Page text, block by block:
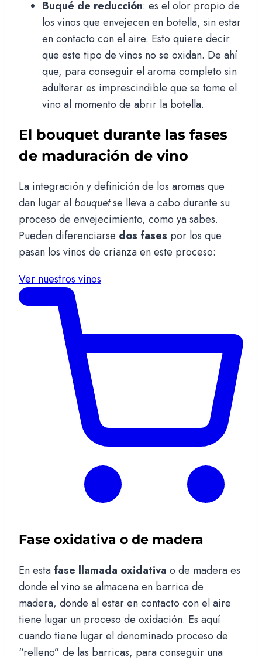
Buqué de reducción: es el olor propio de
los vinos que envejecen en botella, sin estar
en contacto con el aire. Esto quiere decir
que este tipo de vinos no se oxidan. De ahí
que, para conseguir el aroma completo sin
adulterar es imprescindible que se tome el
vino al momento de abrir la botella.
El bouquet durante las fases
de maduración de vino
La integración y definición de los aromas que
dan lugar albouquetse lleva a cabo durante su
proceso de envejecimiento, como ya sabes.
Pueden diferenciarse dos fases por los que
pasan los vinos de crianza en este proceso:
Ver nuestros vinos
Fase oxidativa o de madera
En esta fase llamada oxidativa o de madera es
donde el vino se almacena en barrica de
madera, donde al estar en contacto con el aire
tiene lugar un proceso de oxidación. Es aquí
cuando tiene lugar el denominado proceso de
“relleno” de las barricas, para conseguir una